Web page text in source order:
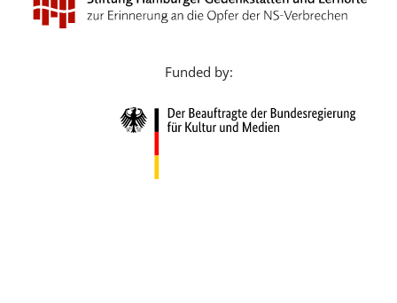
Italiano
Nederlands
Português
Funded by: